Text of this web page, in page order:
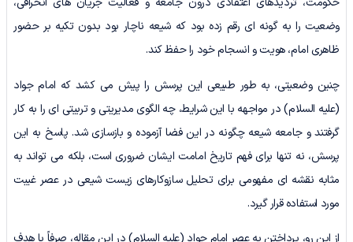
وضعیت را به گونه ای رقم زده بود که شیعه ناچار بود بدون تکیه بر حضور
ظاهری امام، هویت و انسجام خود را حفظ کند.
چنین وضعیتی، به طور طبیعی این پرسش را پیش می کشد که امام جواد
(علیه السلام) در مواجهه با این شرایط، چه الگوی مدیریتی و تربیتی ای را به کار
گرفتند و جامعه شیعه چگونه در این فضا آزموده و بازسازی شد. پاسخ به این
پرسش، نه تنها برای فهم تاریخ امامت ایشان ضروری است، بلکه می تواند به
مثابه نقشه ای مفهومی برای تحلیل سازوکارهای زیست شیعی در عصر غیبت
مورد استفاده قرار گیرد.
از این رو، پرداختن به عصر امام جواد (علیه السلام) در این مقاله، صرفاً با هدف